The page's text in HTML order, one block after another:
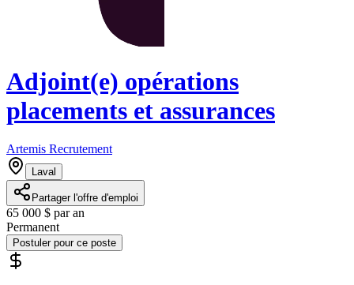
Adjoint(e) opérations
placements et assurances
Artemis Recrutement
Laval
Partager l'offre d'emploi
65 000 $ par an
Permanent
Postuler pour ce poste